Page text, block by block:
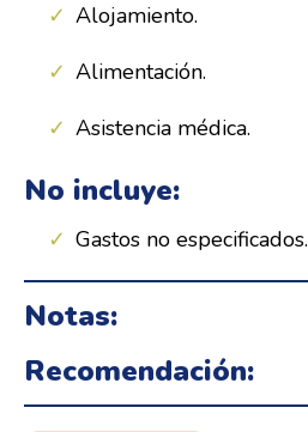
Alojamiento.
Alimentación.
Asistencia médica.
No incluye:
Gastos no especificados.
Notas:
Recomendación: